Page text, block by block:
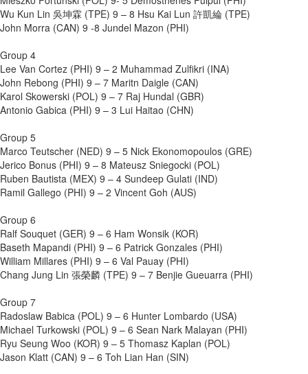
Wu Kun Lin 吳坤霖 (TPE) 9 – 8 Hsu Kai Lun 許凱綸 (TPE)
John Morra (CAN) 9 -8 Jundel Mazon (PHI)
Group 4
Lee Van Cortez (PHI) 9 – 2 Muhammad Zulfikri (INA)
John Rebong (PHI) 9 – 7 Maritn Daigle (CAN)
Karol Skowerski (POL) 9 – 7 Raj Hundal (GBR)
Antonio Gabica (PHI) 9 – 3 Lui Haitao (CHN)
Group 5
Marco Teutscher (NED) 9 – 5 Nick Ekonomopoulos (GRE)
Jerico Bonus (PHI) 9 – 8 Mateusz Sniegocki (POL)
Ruben Bautista (MEX) 9 – 4 Sundeep Gulati (IND)
Ramil Gallego (PHI) 9 – 2 Vincent Goh (AUS)
Group 6
Ralf Souquet (GER) 9 – 6 Ham Wonsik (KOR)
Baseth Mapandi (PHI) 9 – 6 Patrick Gonzales (PHI)
William Millares (PHI) 9 – 6 Val Pauay (PHI)
Chang Jung Lin 張榮麟 (TPE) 9 – 7 Benjie Gueuarra (PHI)
Group 7
Radoslaw Babica (POL) 9 – 6 Hunter Lombardo (USA)
Michael Turkowski (POL) 9 – 6 Sean Nark Malayan (PHI)
Ryu Seung Woo (KOR) 9 – 5 Thomasz Kaplan (POL)
Jason Klatt (CAN) 9 – 6 Toh Lian Han (SIN)